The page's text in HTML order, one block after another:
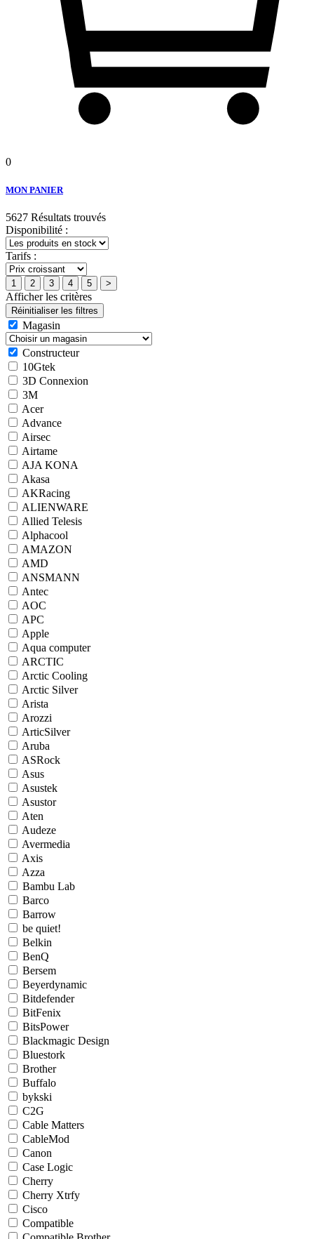
0
MON PANIER
5627 Résultats trouvés
Disponibilité :
Tarifs :
Afficher les critères
Magasin
Constructeur
10Gtek
3D Connexion
3M
Acer
Advance
Airsec
Airtame
AJA KONA
Akasa
AKRacing
ALIENWARE
Allied Telesis
Alphacool
AMAZON
AMD
ANSMANN
Antec
AOC
APC
Apple
Aqua computer
ARCTIC
Arctic Cooling
Arctic Silver
Arista
Arozzi
ArticSilver
Aruba
ASRock
Asus
Asustek
Asustor
Aten
Audeze
Avermedia
Axis
Azza
Bambu Lab
Barco
Barrow
be quiet!
Belkin
BenQ
Bersem
Beyerdynamic
Bitdefender
BitFenix
BitsPower
Blackmagic Design
Bluestork
Brother
Buffalo
bykski
C2G
Cable Matters
CableMod
Canon
Case Logic
Cherry
Cherry Xtrfy
Cisco
Compatible